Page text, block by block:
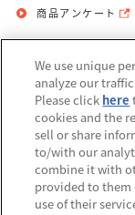
商品アンケート
お問
利用規
アレ
We use unique
analyze our
Please click here
cookies and the
sell or share
to/with our
combine it with
provided to
use of their